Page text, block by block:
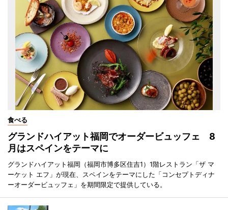
食べる
グランドハイアット福岡でオーダービュッフェ 8
月はスペインをテーマに
グランドハイアット福岡（福岡市博多区住吉1）1階レストラン「ザ マ
ーケット エフ」が現在、スペインをテーマにした「コンセプトディナ
ーオーダービュッフェ」を期間限定で提供している。